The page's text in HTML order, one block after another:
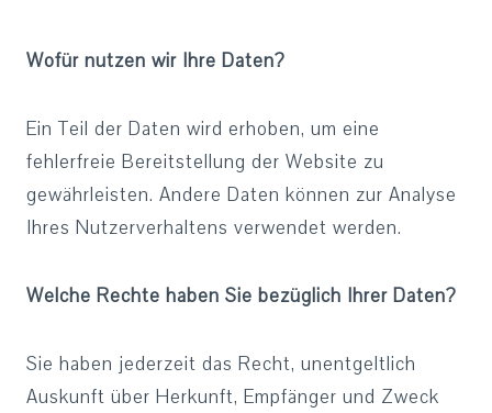
Wofür nutzen wir Ihre Daten?
Ein Teil der Daten wird erhoben, um eine
fehlerfreie Bereitstellung der Website zu
gewährleisten. Andere Daten können zur Analyse
Ihres Nutzerverhaltens verwendet werden.
Welche Rechte haben Sie bezüglich Ihrer Daten?
Sie haben jederzeit das Recht, unentgeltlich
Auskunft über Herkunft, Empfänger und Zweck